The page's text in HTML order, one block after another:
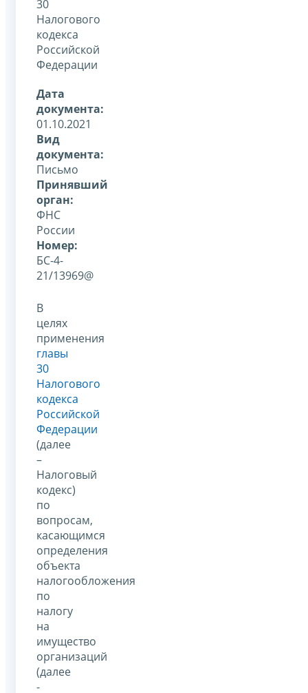
30
Налогового
кодекса
Российской
Федерации
Дата
документа:
01.10.2021
Вид
документа:
Письмо
Принявший
орган:
ФНС
России
Номер:
БС-4-
21/13969@
В
целях
применения
главы
30
Налогового
кодекса
Российской
Федерации
(далее
–
Налоговый
кодекс)
по
вопросам,
касающимся
определения
объекта
налогообложения
по
налогу
на
имущество
организаций
(далее
-